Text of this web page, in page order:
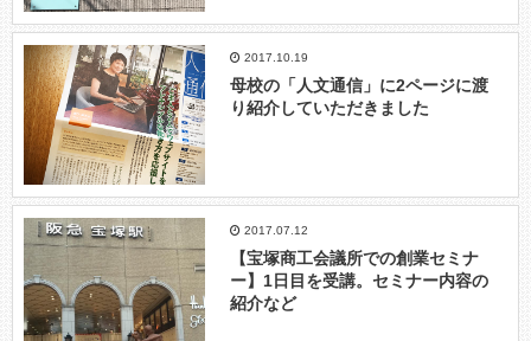
2017.10.19
母校の「人文通信」に2ページに渡
り紹介していただきました
2017.07.12
【宝塚商工会議所での創業セミナ
ー】1日目を受講。セミナー内容の
紹介など